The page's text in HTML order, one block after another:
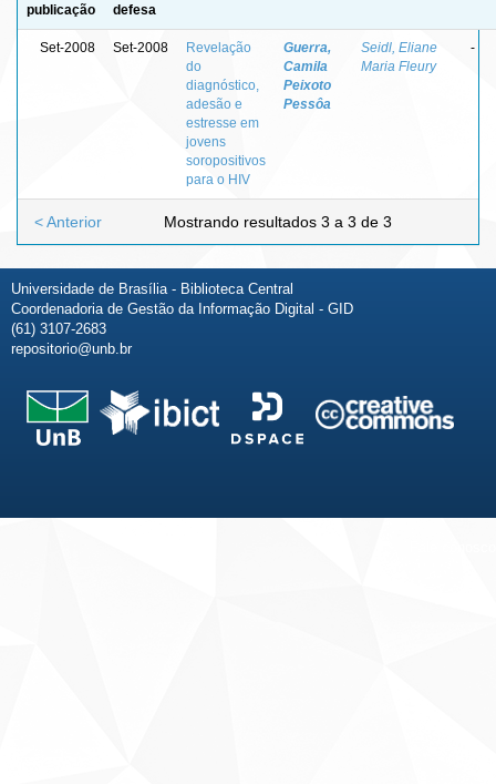
publicação
defesa
Set-2008 Set-2008
Revelação
do
diagnóstico,
adesão e
estresse em
jovens
soropositivos
para o HIV
Guerra,
Camila
Peixoto
Pessôa
Seidl, Eliane
Maria Fleury
-
Mostrando resultados 3 a 3 de 3
< Anterior
Universidade de Brasília - Biblioteca Central
Coordenadoria de Gestão da Informação Digital - GID
(61) 3107-2683
repositorio@unb.br